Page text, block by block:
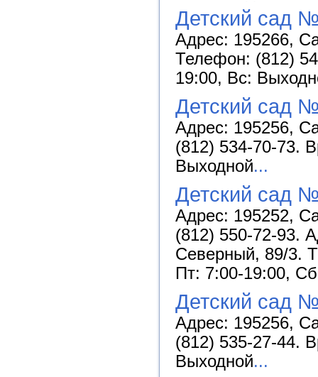
Детский сад
Адрес: 195266,
Телефон: (812)
19:00, Вс:
Детский сад
Адрес: 195256,
(812) 534-70-73.
Выходной...
Детский сад
Адрес: 195252,
(812) 550-72-93.
Северный, 89/3.
Пт: 7:00-19:00,
Детский сад
Адрес: 195256,
(812) 535-27-44.
Выходной...